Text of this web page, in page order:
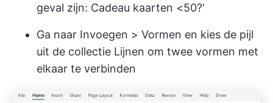
geval zijn: Cadeau kaarten <50?'
Ga naar Invoegen > Vormen en kies de pijl
uit de collectie Lijnen om twee vormen met
elkaar te verbinden